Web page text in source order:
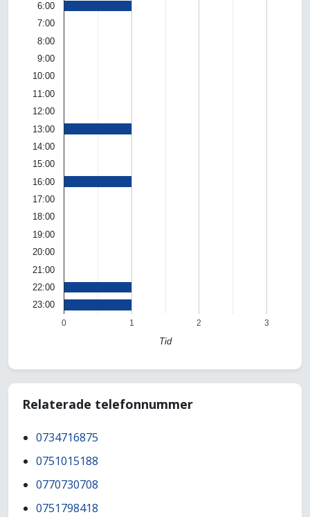
0 1 2 3
6:00
7:00
8:00
9:00
10:00
11:00
12:00
13:00
14:00
15:00
16:00
17:00
18:00
19:00
20:00
21:00
22:00
23:00
Tid
Relaterade telefonnummer
0734716875
0751015188
0770730708
0751798418